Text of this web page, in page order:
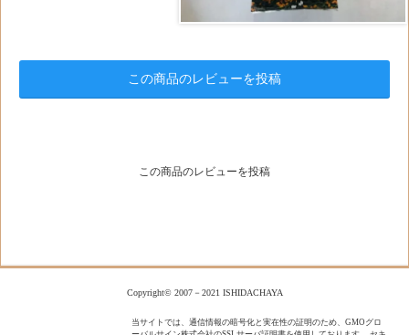
この商品のレビューを投稿
この商品のレビューを投稿
Copyright© 2007－2021 ISHIDACHAYA
当サイトでは、通信情報の暗号化と実在性の証明のため、GMOグロ